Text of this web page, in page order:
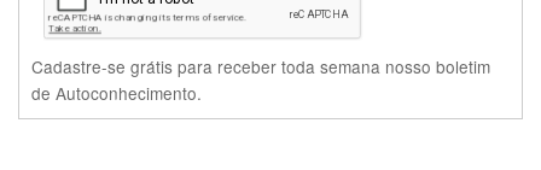
Cadastre-se grátis para receber toda semana nosso boletim
de Autoconhecimento.